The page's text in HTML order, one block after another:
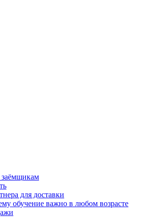
заёмщикам
для доставки
обучение важно в любом возрасте